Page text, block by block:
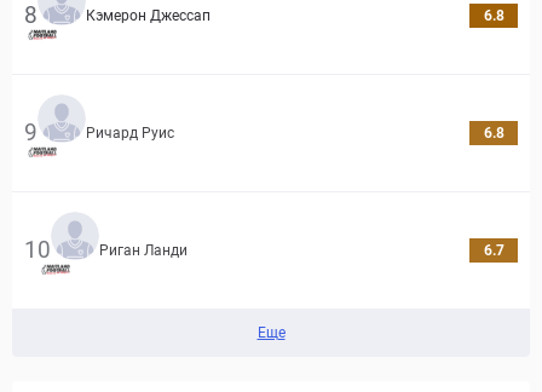
8 Кэмерон Джессап 6.8
9 Ричард Руис 6.8
10 Риган Ланди 6.7
Еще